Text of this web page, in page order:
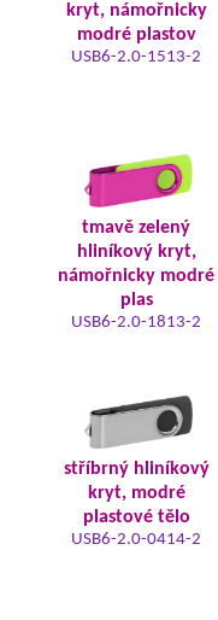
kryt, námořnicky
modré plastov
USB6-2.0-1513-2
tmavě zelený
hliníkový kryt,
námořnicky modré
plas
USB6-2.0-1813-2
stříbrný hliníkový
kryt, modré
plastové tělo
USB6-2.0-0414-2